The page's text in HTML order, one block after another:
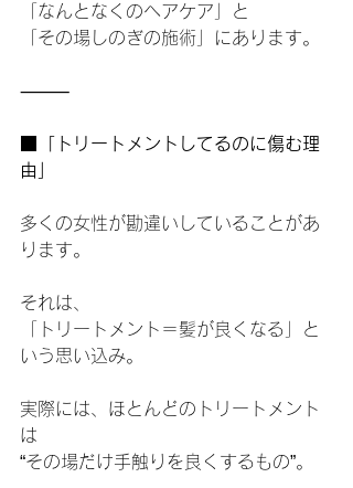
「なんとなくのヘアケア」と
「その場しのぎの施術」にあります。
⸻
■「トリートメントしてるのに傷む理
由」
多くの女性が勘違いしていることがあ
ります。
それは、
「トリートメント＝髪が良くなる」と
いう思い込み。
実際には、ほとんどのトリートメント
は
“その場だけ手触りを良くするもの”。